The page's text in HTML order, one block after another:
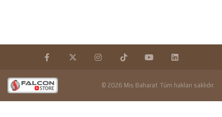
© 2026 Mis Baharat. Tüm hakları saklıdır.